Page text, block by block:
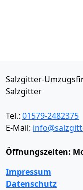
Salzgitter-
Salzgitter
Tel.: 01579-2482375
E-Mail:
Öffnungszeiten:
Impressum
Datenschutz